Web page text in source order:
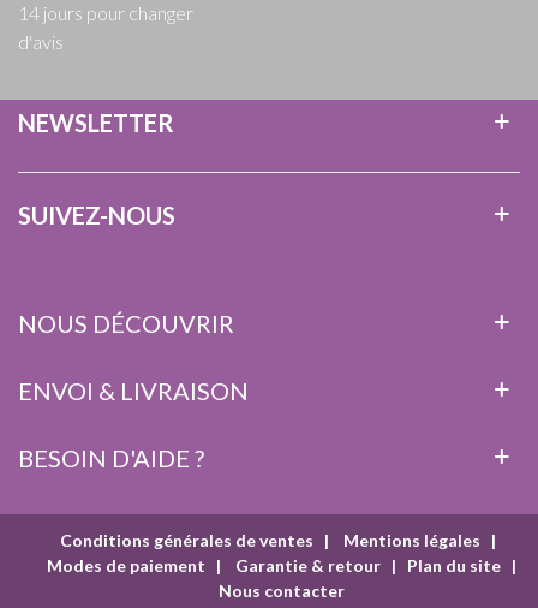
14 jours pour changer
d'avis
NEWSLETTER
SUIVEZ-NOUS
NOUS DÉCOUVRIR
ENVOI & LIVRAISON
BESOIN D'AIDE ?
Conditions générales de ventes | Mentions légales |
Modes de paiement | Garantie & retour | Plan du site |
Nous contacter